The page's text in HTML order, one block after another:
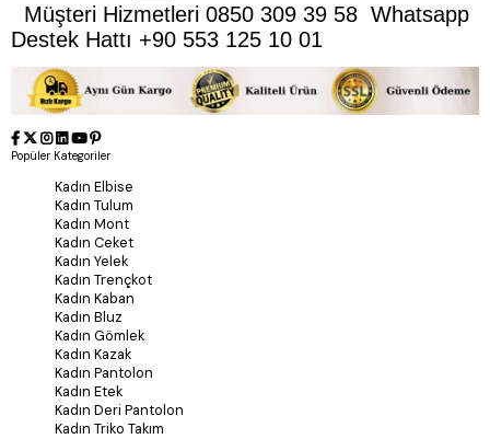
Müşteri Hizmetleri 0850 309 39 58 Whatsapp
Destek Hattı +90 553 125 10 01
Popüler Kategoriler
Kadın Elbise
Kadın Tulum
Kadın Mont
Kadın Ceket
Kadın Yelek
Kadın Trençkot
Kadın Kaban
Kadın Bluz
Kadın Gömlek
Kadın Kazak
Kadın Pantolon
Kadın Etek
Kadın Deri Pantolon
Kadın Triko Takım